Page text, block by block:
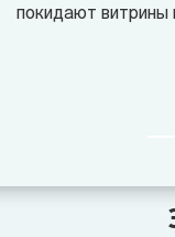
покидают витрины
подозрением
женщины в
царицей. Эрик